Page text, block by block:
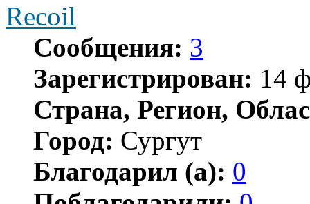
Recoil
Сообщения: 3
Зарегистрирован: 14
Страна, Регион,
Город: Сургут
Благодарил (а): 0